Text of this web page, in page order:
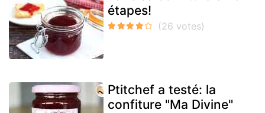
étapes!
Ptitchef a testé: la
confiture "Ma Divine"